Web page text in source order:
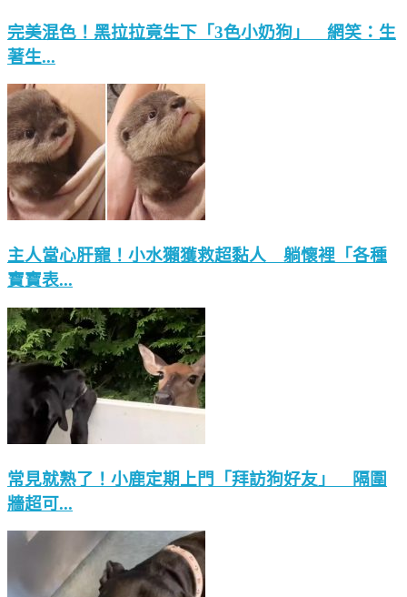
完美混色！黑拉拉竟生下「3色小奶狗」 網笑：生
著生...
主人當心肝寵！小水獺獲救超黏人 躺懷裡「各種
寶寶表...
常見就熟了！小鹿定期上門「拜訪狗好友」 隔圍
牆超可...